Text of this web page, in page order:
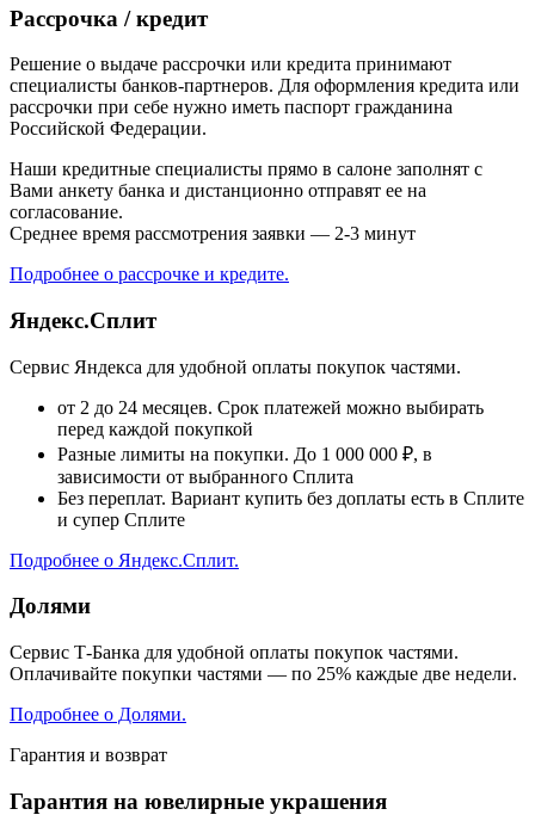
Рассрочка / кредит
Решение о выдаче рассрочки или кредита принимают
специалисты банков-партнеров. Для оформления кредита или
рассрочки при себе нужно иметь паспорт гражданина
Российской Федерации.
Наши кредитные специалисты прямо в салоне заполнят с
Вами анкету банка и дистанционно отправят ее на
согласование.
Среднее время рассмотрения заявки — 2-3 минут
Подробнее о рассрочке и кредите.
Яндекс.Сплит
Сервис Яндекса для удобной оплаты покупок частями.
от 2 до 24 месяцев. Срок платежей можно выбирать
перед каждой покупкой
Разные лимиты на покупки. До 1 000 000 ₽, в
зависимости от выбранного Сплита
Без переплат. Вариант купить без доплаты есть в Сплите
и супер Сплите
Подробнее о Яндекс.Сплит.
Долями
Сервис Т-Банка для удобной оплаты покупок частями.
Оплачивайте покупки частями — по 25% каждые две недели.
Подробнее о Долями.
Гарантия и возврат
Гарантия на ювелирные украшения